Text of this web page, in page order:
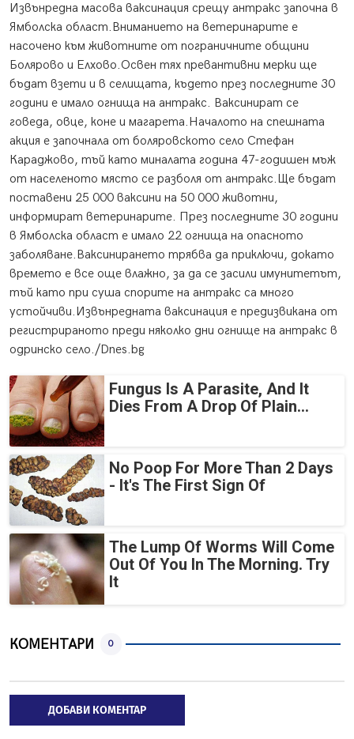
Извънредна масова ваксинация срещу антракс започна в
Ямболска област.Вниманието на ветеринарите е
насочено към животните от пограничните общини
Болярово и Елхово.Освен тях превантивни мерки ще
бъдат взети и в селищата, където през последните 30
години е имало огнища на антракс. Ваксинират се
говеда, овце, коне и магарета.Началото на спешната
акция е започнала от боляровското село Стефан
Караджово, тъй като миналата година 47-годишен мъж
от населеното място се разболя от антракс.Ще бъдат
поставени 25 000 ваксини на 50 000 животни,
информират ветеринарите. През последните 30 години
в Ямболска област е имало 22 огнища на опасното
заболяване.Ваксинирането трябва да приключи, докато
времето е все още влажно, за да се засили имунитетът,
тъй като при суша спорите на антракс са много
устойчиви.Извънредната ваксинация е предизвикана от
регистрираното преди няколко дни огнище на антракс в
одринско село./Dnes.bg
Fungus Is A Parasite, And It
Dies From A Drop Of Plain...
No Poop For More Than 2 Days
- It's The First Sign Of
The Lump Of Worms Will Come
Out Of You In The Morning. Try
It
КОМЕНТАРИ 0
ДОБАВИ КОМЕНТАР